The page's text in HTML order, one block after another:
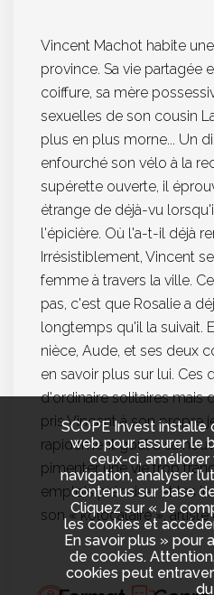
Vincent Machot habite
province. Sa vie partagée
coiffure, sa mère
sexuelles de son cousin
plus en plus morne... Un
enfourché son vélo à la
supérette ouverte, il
étrange de déjà-vu
l'épicière. Où l'a-t-il déjà
Irrésistiblement, Vincent
femme à travers la ville.
pas, c'est que Rosalie a
longtemps qu'il la suivait.
nièce, Aude, et ses deux
en savoir plus sur lui. Ces
d'ordinaire solitaires mais
pris Vincent à son propre
rapidement goût à sa
pimenter une vie trop
emplois précaires et les
son « kolocataire », artiste
SCOPE Invest installe
web pour assurer le
ceux-ci,
navigation, analyser
contenus sur base
Cliquez sur « Je
les cookies et
En savoir plus » pour
de cookies.
cookies peut